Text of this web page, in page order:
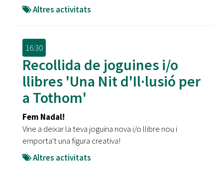
Altres activitats
16:30
Recollida de joguines i/o
llibres 'Una Nit d'Il·lusió per
a Tothom'
Fem Nadal!
Vine a deixar la teva joguina nova i/o llibre nou i
emporta't una figura creativa!
Altres activitats